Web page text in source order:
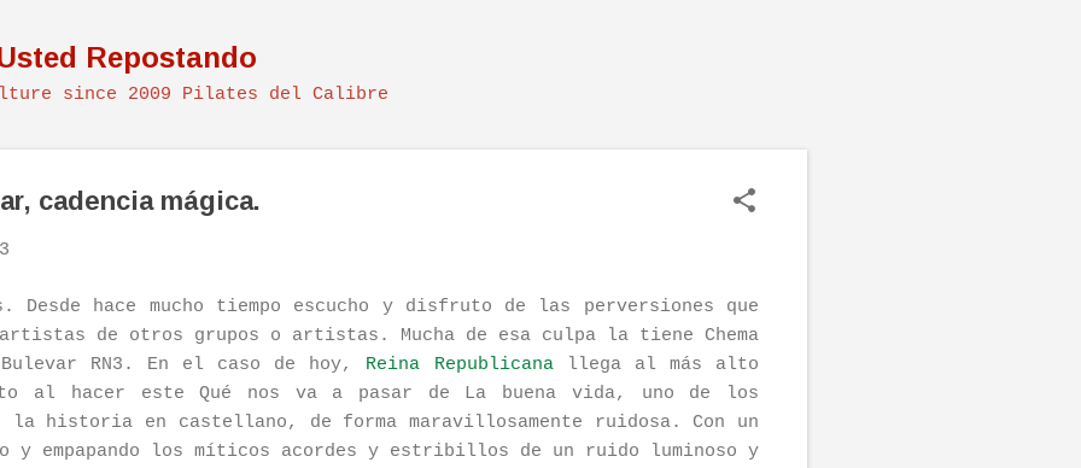
Repostando
since 2009 Pilates del Calibre
cadencia mágica.
Desde hace mucho tiempo escucho y disfruto de las perversiones que
artistas de otros grupos o artistas. Mucha de esa culpa la tiene Chema
RN3. En el caso de hoy, Reina Republicanallega al más alto
al hacer este Qué nos va a pasar de La buena vida, uno de los
la historia en castellano, de forma maravillosamente ruidosa. Con un
y empapando los míticos acordes y estribillos de un ruido luminoso y